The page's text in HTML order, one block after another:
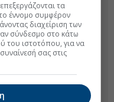
τα
έννομο συμφέρον
διαχείριση των
σύνδεσμο στο κάτω
του ιστοτόπου, για να
σας στις